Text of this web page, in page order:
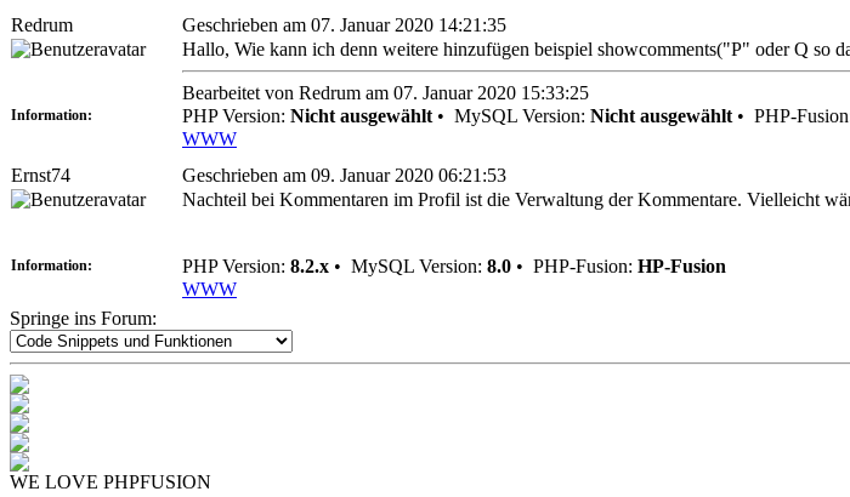
Redrum
Geschrieben am 07. Januar 2020 14:21:35
Hallo, Wie kann ich denn weitere hinzufügen beispiel showcomments("P" oder Q so
Bearbeitet von Redrum am 07. Januar 2020 15:33:25
Information: PHP Version: Nicht ausgewählt • MySQL Version: Nicht ausgewählt • PHP-
WWW
Ernst74
Geschrieben am 09. Januar 2020 06:21:53
Nachteil bei Kommentaren im Profil ist die Verwaltung der Kommentare. Vielleicht
Information: PHP Version: 8.2.x • MySQL Version: 8.0 • PHP-Fusion: HP-Fusion
WWW
Springe ins Forum:
WE LOVE PHPFUSION